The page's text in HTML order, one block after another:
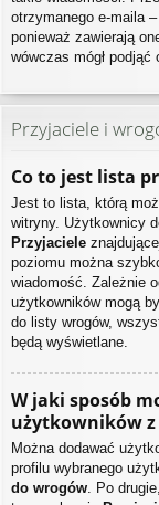
otrzymanego e-maila –
ponieważ zawierają
wówczas mógł podjąć
Przyjaciele i
Co to jest lista
Jest to lista, którą
witryny. Użytkownicy
Przyjaciele
poziomu można
wiadomość. Zależnie
użytkowników mogą
do listy wrogów,
będą wyświetlane.
W jaki sposób
użytkowników z
Można dodawać
profilu wybranego
do wrogów. Po